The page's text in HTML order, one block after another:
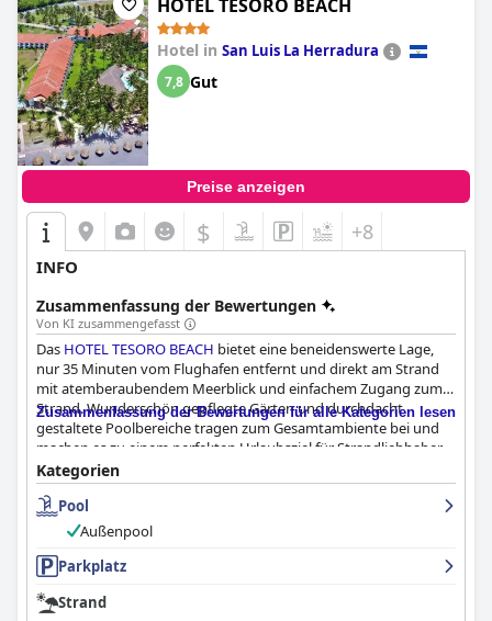
HOTEL TESORO BEACH
Hotel in San Luis La Herradura
7,8 Gut
Preise anzeigen
$ +8
INFO
Zusammenfassung der Bewertungen
Von KI zusammengefasst
Das HOTEL TESORO BEACH bietet eine beneidenswerte Lage,
nur 35 Minuten vom Flughafen entfernt und direkt am Strand
mit atemberaubendem Meerblick und einfachem Zugang zum
Strand. Wunderschön gepflegte Gärten und durchdacht
gestaltete Poolbereiche tragen zum Gesamtambiente bei und
machen es zu einem perfekten Urlaubsziel für Strandliebhaber.
Der weitläufige Strand, der als wunderschön und
atemberaubend beschrieben wird, sowie zahlreiche
Swimmingpools und Panoramablicke tragen wesentlich zur
Attraktivität des Hotels bei.
Das Frühstückserlebnis im Hotel wird gut aufgenommen und
einem Buffet, das oft im Aufenthalt enthalten ist. Die Gäste
Zusammenfassung der Bewertungen für alle Kategorien lesen
Kategorien
Pool
Außenpool
Parkplatz
Strand